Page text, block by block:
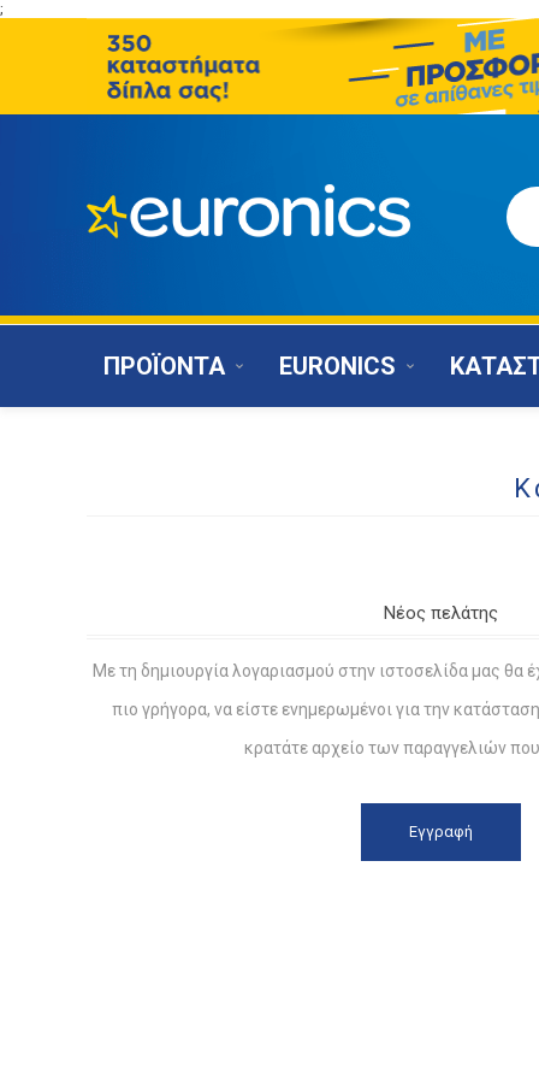
;
ΠΡΟΪΟΝΤΑ EURONICS
Νέος πελάτης
Με τη δημιουργία λογαριασμού στην ιστοσελίδα μας θα
πιο γρήγορα, να είστε ενημερωμένοι για την
κρατάτε αρχείο των παραγγελιών που